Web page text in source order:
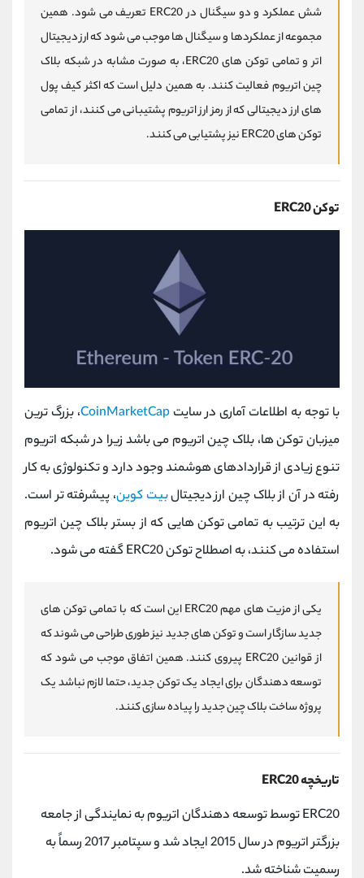
شش عملکرد و دو سیگنال در ERC20 تعریف می شود. همین
مجموعه از عملکردها و سیگنال ها موجب می شود که ارز دیجیتال
اتر و تمامی توکن های ERC20، به صورت مشابه در شبکه بلاک
چین اتریوم فعالیت کنند. به همین دلیل است که اکثر کیف پول
های ارز دیجیتالی که از رمز ارز اتریوم پشتیبانی می کنند، از تمامی
توکن های ERC20 نیز پشتیابی می کنند.
توکن ERC20
با توجه به اطلاعات آماری در سایت CoinMarketCap، بزرگ ترین
میزبان توکن ها، بلاک چین اتریوم می باشد زیرا در شبکه اتریوم
تنوع زیادی از قراردادهای هوشمند وجود دارد و تکنولوژی به کار
رفته در آن از بلاک چین ارز دیجیتالبیت کوین، پیشرفته تر است.
به این ترتیب به تمامی توکن هایی که از بستر بلاک چین اتریوم
استفاده می کنند، به اصطلاح توکن ERC20 گفته می شود.
یکی از مزیت های مهم ERC20 این است که با تمامی توکن های
جدید سازگار است و توکن های جدید نیز طوری طراحی می شوند که
از قوانین ERC20 پیروی کنند. همین اتفاق موجب می شود که
توسعه دهندگان برای ایجاد یک توکن جدید، حتما لازم نباشد یک
پروژه ساخت بلاک چین جدید را پیاده سازی کنند.
تاریخچه ERC20
ERC20 توسط توسعه دهندگان اتریوم به نمایندگی از جامعه
بزرگتر اتریوم در سال 2015 ایجاد شد و سپتامبر 2017 رسماً به
رسمیت شناخته شد.